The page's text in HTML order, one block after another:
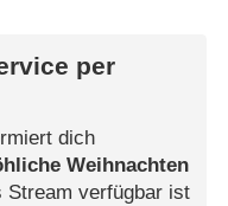
per
dich
Weihnachten
verfügbar ist